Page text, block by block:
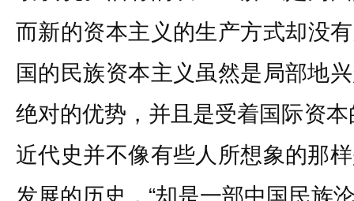
而新的资本主义的生产方式却没
国的民族资本主义虽然是局部地
绝对的优势，并且是受着国际资
近代史并不像有些人所想象的那
发展的历史，“却是一部中国民族